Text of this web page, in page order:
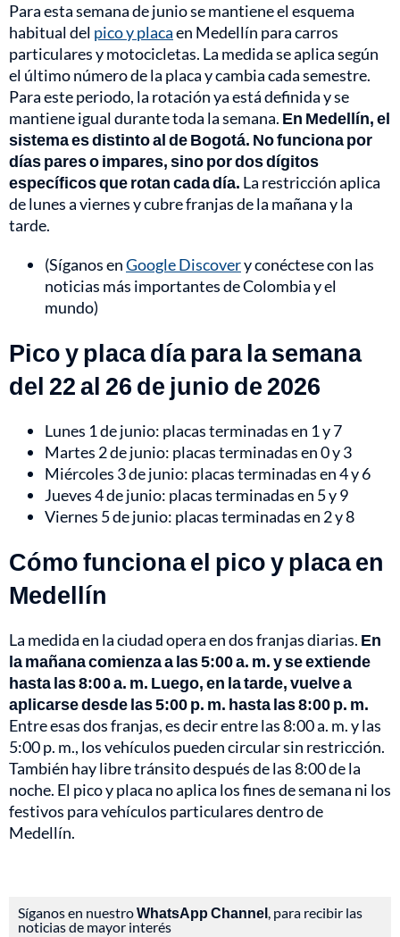
Para esta semana de junio se mantiene el esquema
habitual del pico y placaen Medellín para carros
particulares y motocicletas. La medida se aplica según
el último número de la placa y cambia cada semestre.
Para este periodo, la rotación ya está definida y se
mantiene igual durante toda la semana. En Medellín, el
sistema es distinto al de Bogotá. No funciona por
días pares o impares, sino por dos dígitos
específicos que rotan cada día. La restricción aplica
de lunes a viernes y cubre franjas de la mañana y la
tarde.
(Síganos enGoogle Discovery conéctese con las
noticias más importantes de Colombia y el
mundo)
Pico y placa día para la semana
del 22 al 26 de junio de 2026
Lunes 1 de junio: placas terminadas en 1 y 7
Martes 2 de junio: placas terminadas en 0 y 3
Miércoles 3 de junio: placas terminadas en 4 y 6
Jueves 4 de junio: placas terminadas en 5 y 9
Viernes 5 de junio: placas terminadas en 2 y 8
Cómo funciona el pico y placa en
Medellín
La medida en la ciudad opera en dos franjas diarias. En
la mañana comienza a las 5:00 a. m. y se extiende
hasta las 8:00 a. m. Luego, en la tarde, vuelve a
aplicarse desde las 5:00 p. m. hasta las 8:00 p. m.
Entre esas dos franjas, es decir entre las 8:00 a. m. y las
5:00 p. m., los vehículos pueden circular sin restricción.
También hay libre tránsito después de las 8:00 de la
noche. El pico y placa no aplica los fines de semana ni los
festivos para vehículos particulares dentro de
Medellín.
Síganos en nuestroWhatsApp Channel, para recibir las
noticias de mayor interés